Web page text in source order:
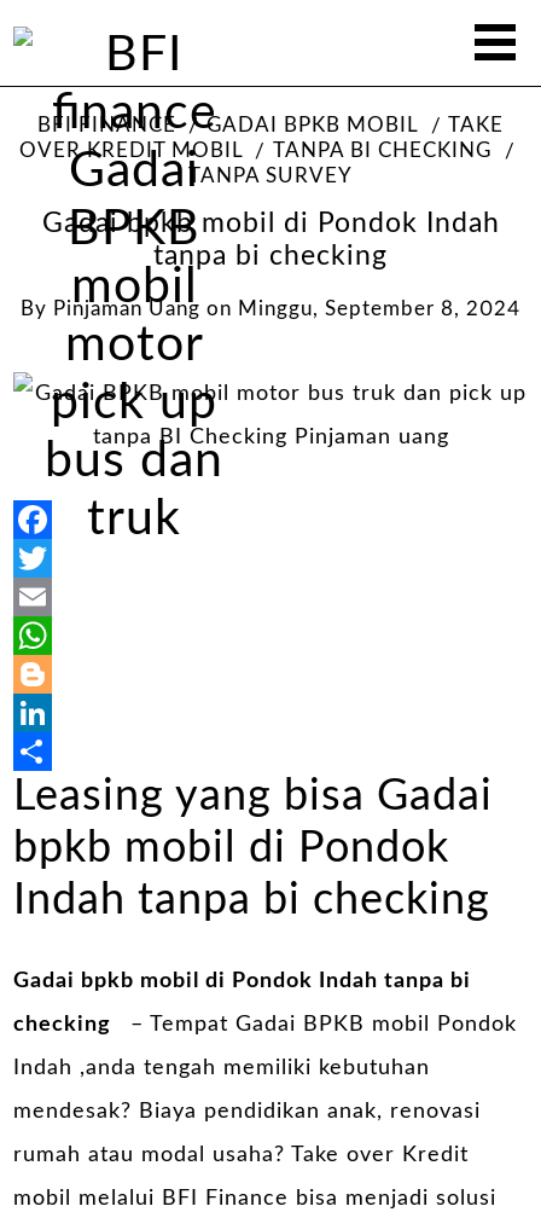
BFI FINANCE GADAI BPKB MOBIL
TAKE
OVER KREDIT MOBIL
TANPA BI CHECKING
TANPA SURVEY
Gadai bpkb mobil di Pondok Indah
tanpa bi checking
By Pinjaman Uang on Minggu, September 8, 2024
Facebook
Twitter
Email
WhatsApp
Blogger
LinkedIn
Share
Leasing yang bisa Gadai
bpkb mobil di Pondok
Indah tanpa bi checking
Gadai bpkb mobil di Pondok Indah tanpa bi
checking
– Tempat Gadai BPKB mobil Pondok
Indah ,anda tengah memiliki kebutuhan
mendesak? Biaya pendidikan anak, renovasi
rumah atau modal usaha? Take over Kredit
mobil melalui BFI Finance bisa menjadi solusi